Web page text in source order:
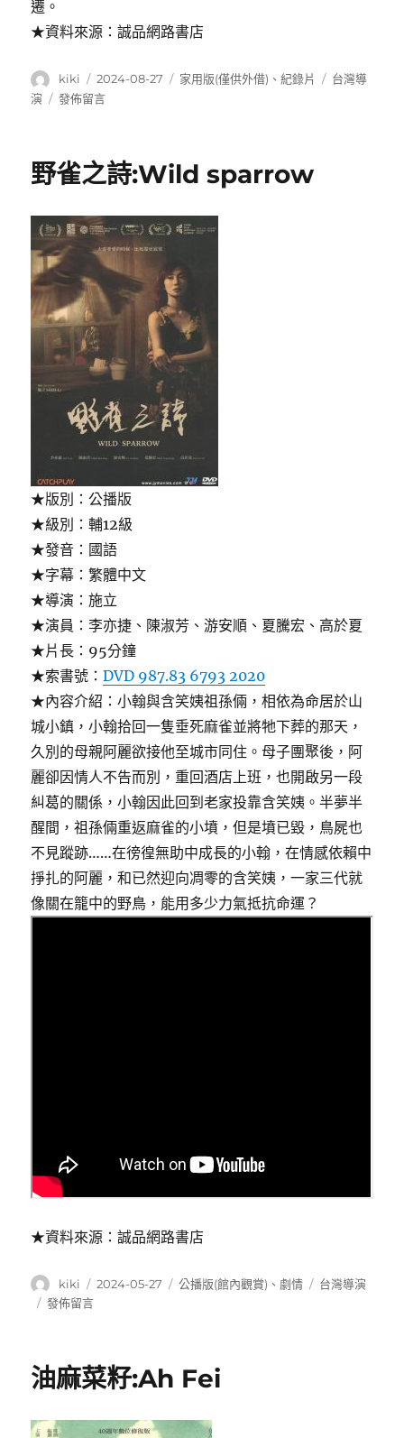
遷。
★資料來源：誠品網路書店
作
者
kiki
發
佈
2024-08-27
分
家用版(僅供外借) 、紀錄片
標
台灣導
演
在
發佈留言
野雀之詩:Wild sparrow
★版別：公播版
★級別：輔12級
★發音：國語
★字幕：繁體中文
★導演：施立
★演員：李亦捷、陳淑芳、游安順、夏騰宏、高於夏
★片長：95分鐘
★索書號：DVD 987.83 6793 2020
★內容介紹：小翰與含笑姨祖孫倆，相依為命居於山
城小鎮，小翰拾回一隻垂死麻雀並將牠下葬的那天，
久別的母親阿麗欲接他至城市同住。母子團聚後，阿
麗卻因情人不告而別，重回酒店上班，也開啟另一段
糾葛的關係，小翰因此回到老家投靠含笑姨。半夢半
醒間，祖孫倆重返麻雀的小墳，但是墳已毀，鳥屍也
不見蹤跡……在徬徨無助中成長的小翰，在情感依賴中
掙扎的阿麗，和已然迎向凋零的含笑姨，一家三代就
像關在籠中的野鳥，能用多少力氣抵抗命運？
★資料來源：誠品網路書店
作
者
kiki
發
2024-05-27
分
公播版(館內觀賞) 、 劇情
標
台灣導演
在
詩:Wild
發佈留言
油麻菜籽:Ah Fei